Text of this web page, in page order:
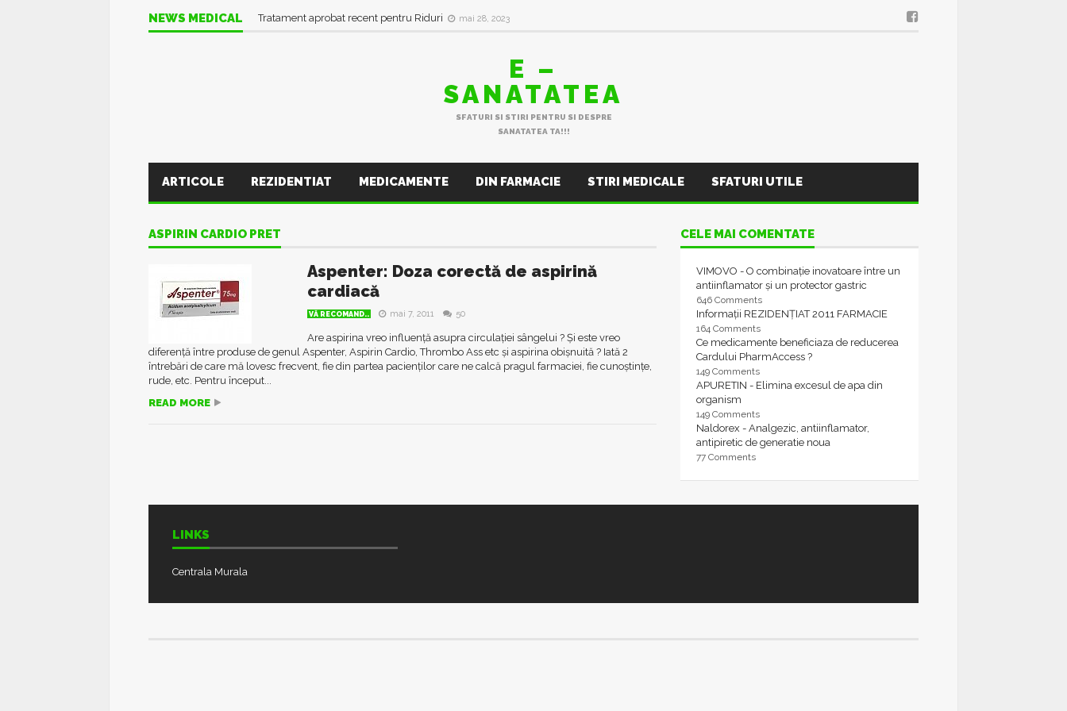
NEWS MEDICAL Tratament aprobat recent pentru Riduri mai 28, 2023
E –
SANATATEA
SFATURI SI STIRI PENTRU SI DESPRE
SANATATEA TA!!!
ARTICOLE REZIDENTIAT MEDICAMENTE DIN FARMACIE STIRI MEDICALE SFATURI UTILE
ASPIRIN CARDIO PRET
Aspenter: Doza corectă de aspirină
cardiacă
VĂ RECOMAND.. mai 7, 2011 50
Are aspirina vreo influență asupra circulației sângelui ? Și este vreo
diferență între produse de genul Aspenter, Aspirin Cardio, Thrombo Ass etc și aspirina obișnuită ? Iată 2
întrebări de care mă lovesc frecvent, fie din partea pacienților care ne calcă pragul farmaciei, fie cunoștințe,
rude, etc. Pentru început...
READ MORE
CELE MAI COMENTATE
VIMOVO - O combinație inovatoare între un
antiinflamator și un protector gastric
646 Comments
Informații REZIDENȚIAT 2011 FARMACIE
164 Comments
Ce medicamente beneficiaza de reducerea
Cardului PharmAccess ?
149 Comments
APURETIN - Elimina excesul de apa din
organism
149 Comments
Naldorex - Analgezic, antiinflamator,
antipiretic de generatie noua
77 Comments
LINKS
Centrala Murala